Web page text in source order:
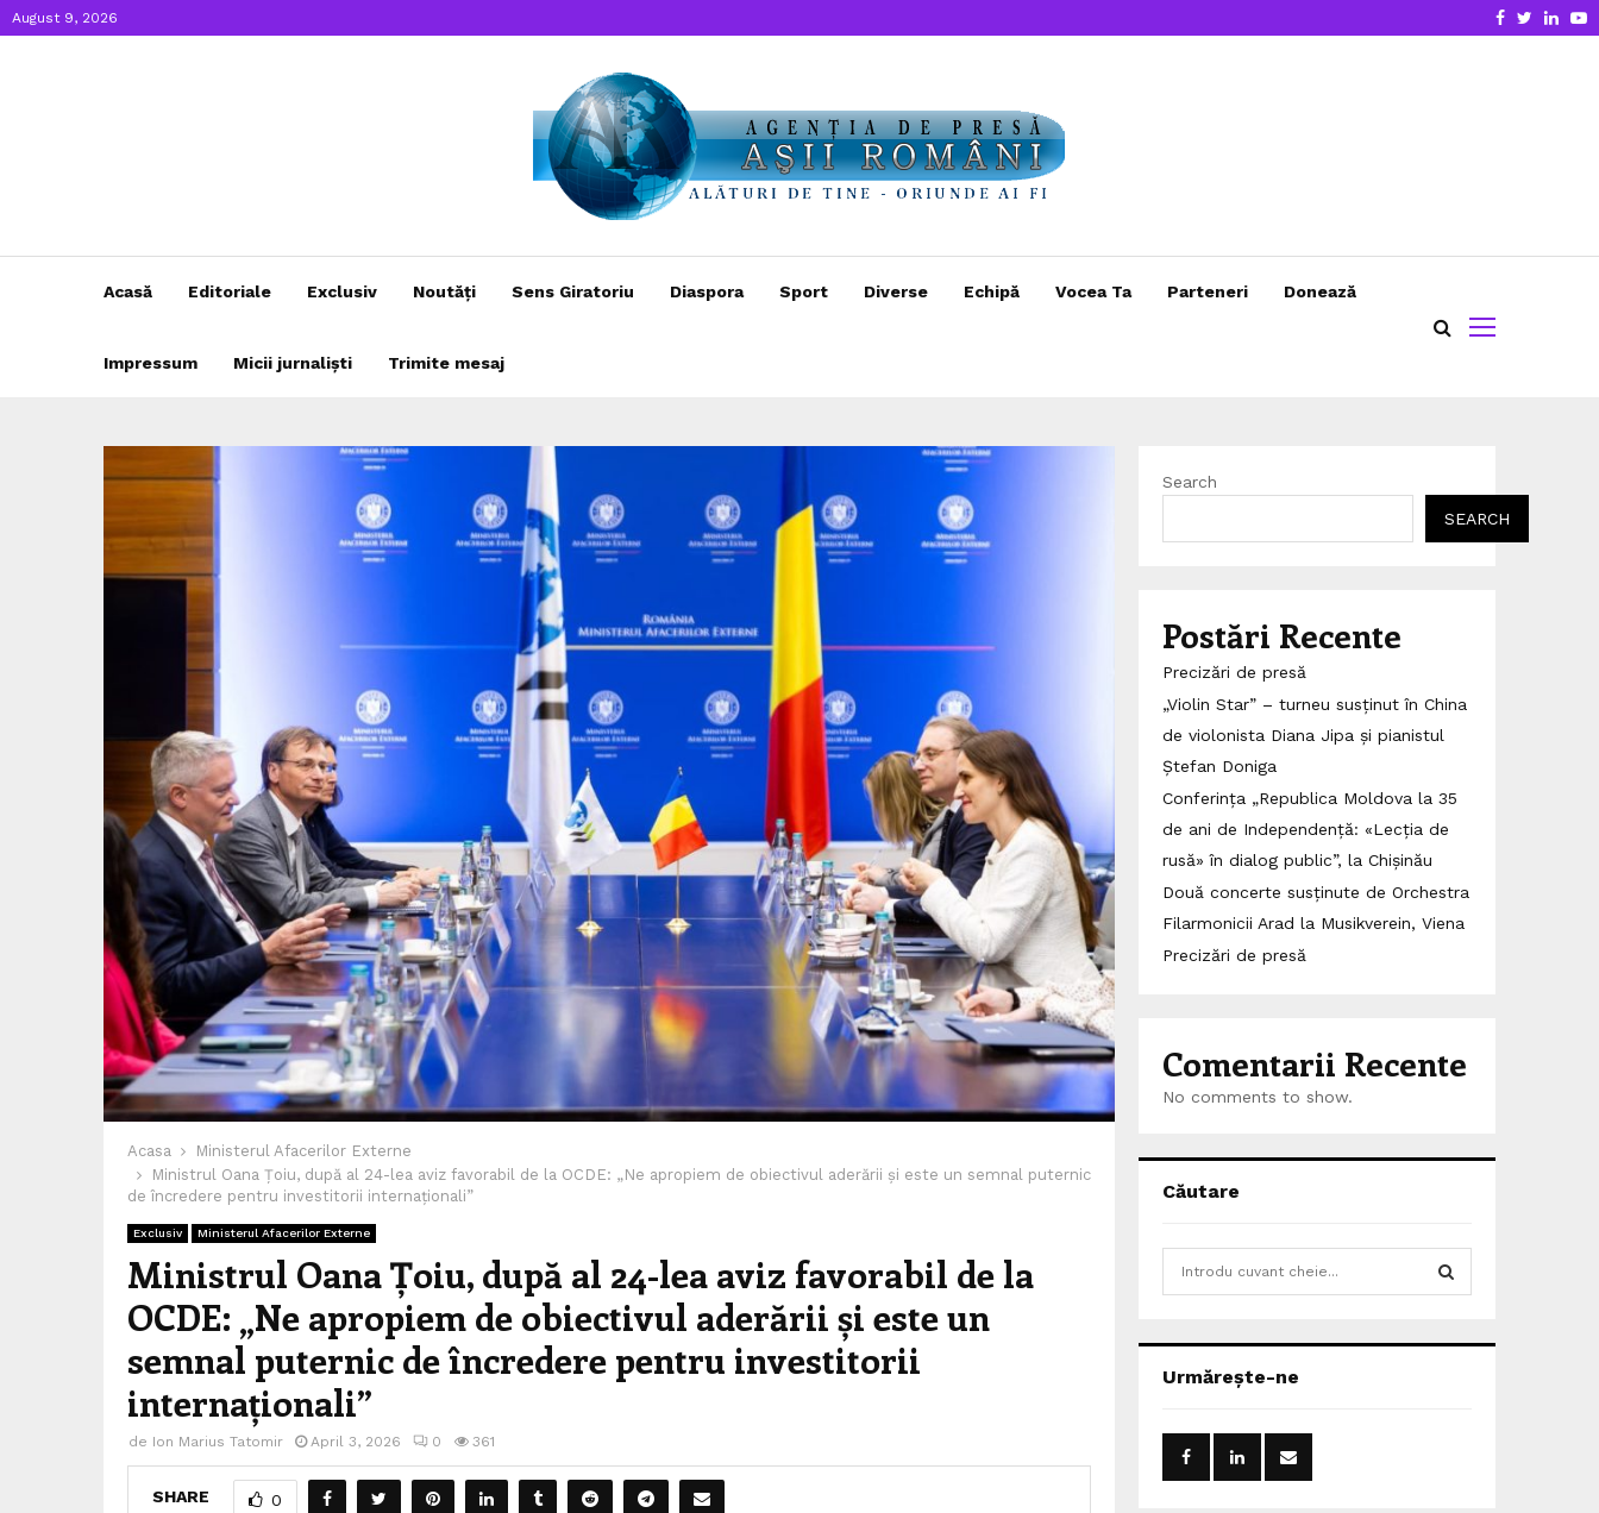
August 9, 2026 Facebook
Twitter
Acasă Editoriale Exclusiv Noutăți Sens Giratoriu Diaspora Sport Diverse Echipă Vocea Ta Parteneri Donează
Impressum Micii jurnaliști Trimite mesaj
Acasa
Ministerul Afacerilor Externe
Ministrul Oana Țoiu, după al 24-lea aviz favorabil de la OCDE: „Ne apropiem de obiectivul aderării și este un semnal puternic
de încredere pentru investitorii internaționali”
Exclusiv Ministerul Afacerilor Externe
Ministrul Oana Țoiu, după al 24-lea aviz favorabil de la
OCDE: „Ne apropiem de obiectivul aderării și este un
semnal puternic de încredere pentru investitorii
internaționali”
de Ion Marius Tatomir April 3, 2026 0 361
SHARE 0
Search
SEARCH
Postări Recente
Precizări de presă
„Violin Star” – turneu susținut în China
de violonista Diana Jipa și pianistul
Ștefan Doniga
Conferința „Republica Moldova la 35
de ani de Independență: «Lecția de
rusă» în dialog public”, la Chișinău
Două concerte susținute de Orchestra
Filarmonicii Arad la Musikverein, Viena
Precizări de presă
Comentarii Recente
No comments to show.
Căutare
h
o
:
Urmărește-ne